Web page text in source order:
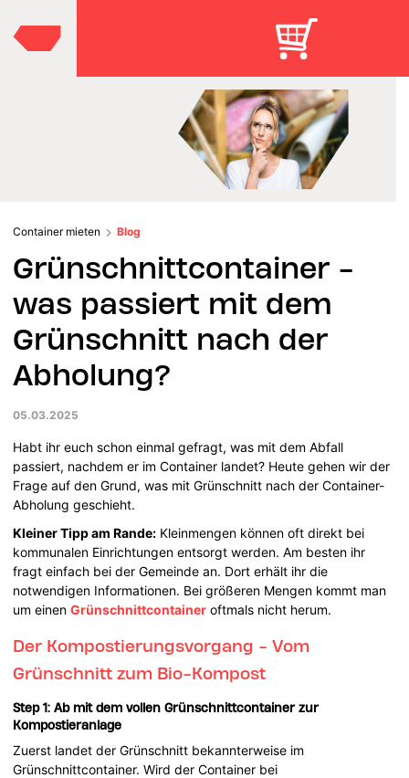
Container mieten Blog
Grünschnittcontainer -
was passiert mit dem
Grünschnitt nach der
Abholung?
05.03.2025
Habt ihr euch schon einmal gefragt, was mit dem Abfall
passiert, nachdem er im Container landet? Heute gehen wir der
Frage auf den Grund, was mit Grünschnitt nach der Container-
Abholung geschieht.
Kleiner Tipp am Rande: Kleinmengen können oft direkt bei
kommunalen Einrichtungen entsorgt werden. Am besten ihr
fragt einfach bei der Gemeinde an. Dort erhält ihr die
notwendigen Informationen. Bei größeren Mengen kommt man
um einenGrünschnittcontainer oftmals nicht herum.
Der Kompostierungsvorgang - Vom
Grünschnitt zum Bio-Kompost
Step 1: Ab mit dem vollen Grünschnittcontainer zur
Kompostieranlage
Zuerst landet der Grünschnitt bekannterweise im
Grünschnittcontainer. Wird der Container bei